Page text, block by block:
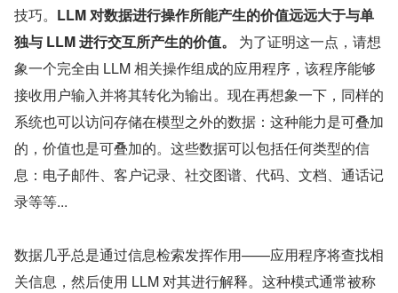
技巧。 LLM 对数据进行操作所能产生的价值远远大于与单
独与 LLM 进行交互所产生的价值。
为了证明这一点，请想
象一个完全由 LLM 相关操作组成的应用程序，该程序能够
接收用户输入并将其转化为输出。现在再想象一下，同样的
系统也可以访问存储在模型之外的数据：这种能力是可叠加
的，价值也是可叠加的。这些数据可以包括任何类型的信
息：电子邮件、客户记录、社交图谱、代码、文档、通话记
录等等...
数据几乎总是通过信息检索发挥作用——应用程序将查找相
关信息，然后使用 LLM 对其进行解释。这种模式通常被称